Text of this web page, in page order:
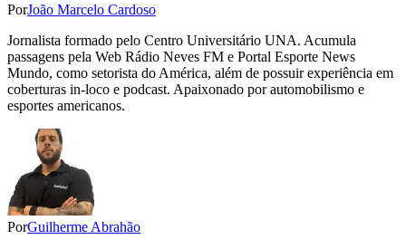
PorJoão Marcelo Cardoso
Jornalista formado pelo Centro Universitário UNA. Acumula
passagens pela Web Rádio Neves FM e Portal Esporte News
Mundo, como setorista do América, além de possuir experiência em
coberturas in-loco e podcast. Apaixonado por automobilismo e
esportes americanos.
PorGuilherme Abrahão